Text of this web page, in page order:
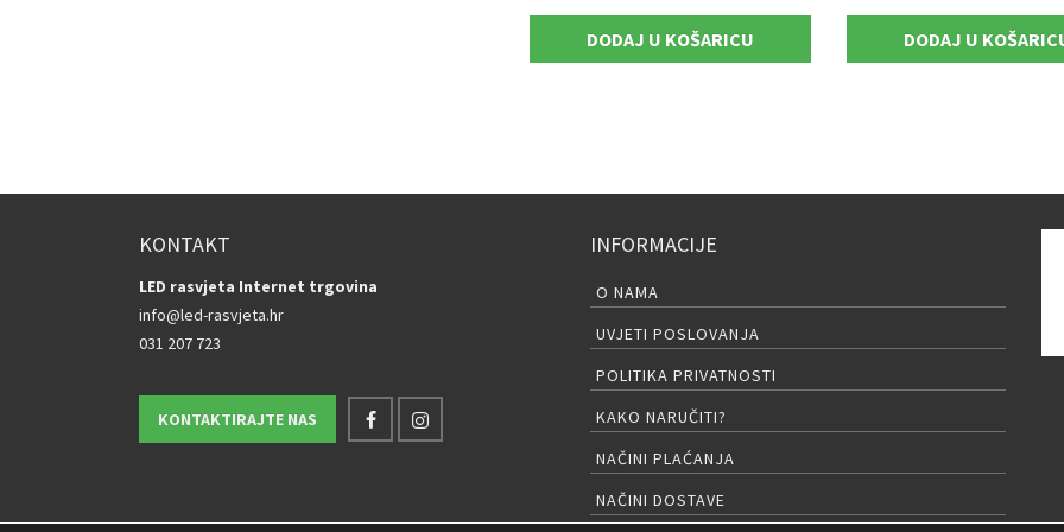
DODAJ U KOŠARICU DODAJ U
KONTAKT
LED rasvjeta Internet trgovina
info@led-rasvjeta.hr
031 207 723
KONTAKTIRAJTE NAS
INFORMACIJE
O NAMA
UVJETI POSLOVANJA
POLITIKA PRIVATNOSTI
KAKO NARUČITI?
NAČINI PLAĆANJA
NAČINI DOSTAVE